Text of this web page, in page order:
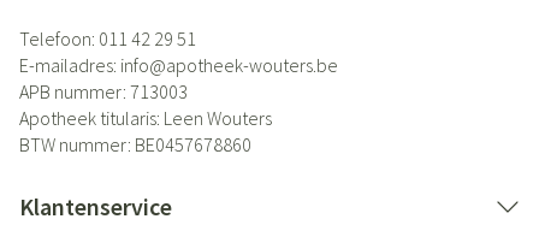
Telefoon: 011 42 29 51
E-mailadres: info@apotheek-wouters.be
APB nummer: 713003
Apotheek titularis: Leen Wouters
BTW nummer: BE0457678860
Klantenservice